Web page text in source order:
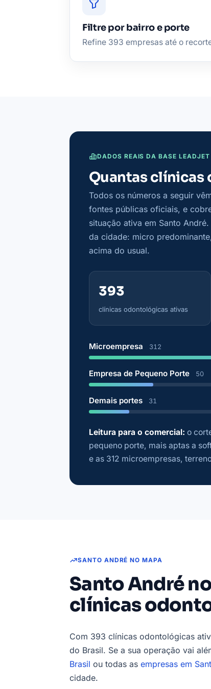
Filtre por bairro e porte
Refine 393 empresas até o
DADOS REAIS DA BASE LEADJET
Quantas clínicas
Todos os números a seguir
fontes públicas oficiais, e
situação ativa em Santo
da cidade: micro
acima do usual.
393
clínicas odontológicas ativas
Microempresa 312
Empresa de Pequeno Porte 50
Demais portes 31
Leitura para o comercial: o
pequeno porte, mais aptas a
e as 312 microempresas,
SANTO ANDRÉ NO MAPA
Santo André
clínicas
Com 393 clínicas odontológicas
do Brasil. Se a sua operação vai
Brasil ou todas as empresas em
cidade.